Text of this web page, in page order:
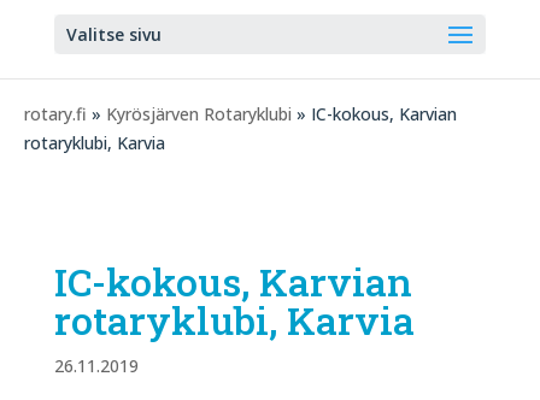
Valitse sivu
rotary.fi » Kyrösjärven Rotaryklubi » IC-kokous, Karvian
rotaryklubi, Karvia
IC-kokous, Karvian
rotaryklubi, Karvia
26.11.2019